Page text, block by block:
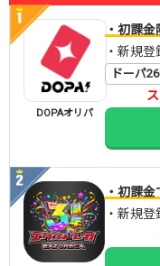
DOPAオリパ
・初課
・新規
ドーパ
・初課
・新規